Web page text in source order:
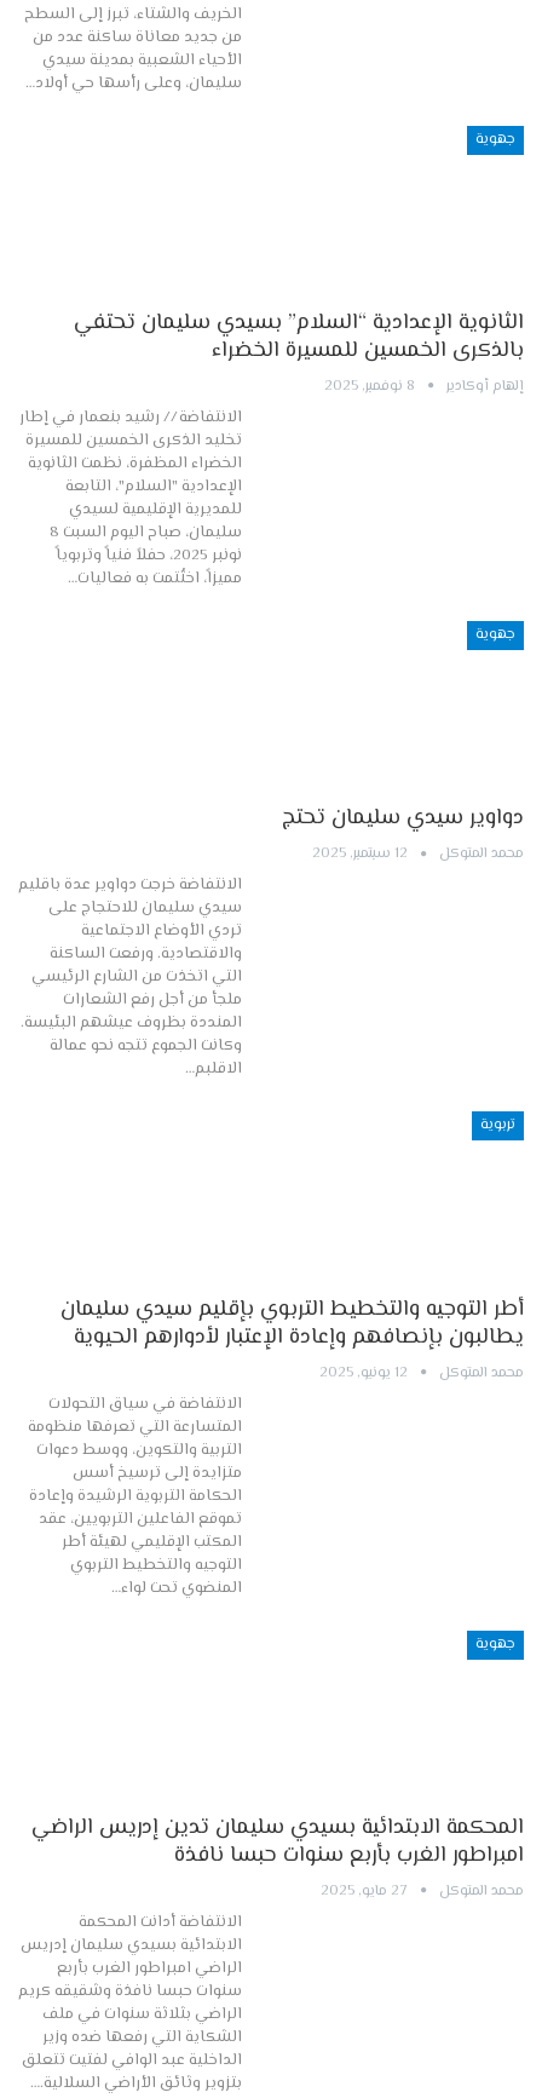
الخريف والشتاء، تبرز إلى السطح
من جديد معاناة ساكنة عدد من
الأحياء الشعبية بمدينة سيدي
سليمان، وعلى رأسها حي أولاد…
جهوية
الثانوية الإعدادية “السلام” بسيدي سليمان تحتفي
بالذكرى الخمسين للمسيرة الخضراء
إلهام أوكادير 8 نوفمبر, 2025
الانتفاضة // رشيد بنعمار في إطار
تخليد الذكرى الخمسين للمسيرة
الخضراء المظفرة، نظمت الثانوية
الإعدادية "السلام"، التابعة
للمديرية الإقليمية لسيدي
سليمان، صباح اليوم السبت 8
نونبر 2025، حفلاً فنياً وتربوياً
مميزاً، اختُتمت به فعاليات…
جهوية
دواوير سيدي سليمان تحتج
محمد المتوكل 12 سبتمبر, 2025
الانتفاضة خرجت دواوير عدة باقليم
سيدي سليمان للاحتجاج على
تردي الأوضاع الاجتماعية
والاقتصادية. ورفعت الساكنة
التي اتخذت من الشارع الرئيسي
ملجأ من أجل رفع الشعارات
المنددة بظروف عيشهم البئيسة.
وكانت الجموع تتجه نحو عمالة
الاقلبم…
تربوية
أطر التوجيه والتخطيط التربوي بإقليم سيدي سليمان
يطالبون بإنصافهم وإعادة الإعتبار لأدوارهم الحيوية
محمد المتوكل 12 يونيو, 2025
الانتفاضة في سياق التحولات
المتسارعة التي تعرفها منظومة
التربية والتكوين، ووسط دعوات
متزايدة إلى ترسيخ أسس
الحكامة التربوية الرشيدة وإعادة
تموقع الفاعلين التربويين، عقد
المكتب الإقليمي لهيئة أطر
التوجيه والتخطيط التربوي
المنضوي تحت لواء…
جهوية
المحكمة الابتدائية بسيدي سليمان تدين إدريس الراضي
امبراطور الغرب بأربع سنوات حبسا نافذة
محمد المتوكل 27 مايو, 2025
الانتفاضة أدانت المحكمة
الابتدائية بسيدي سليمان إدريس
الراضي امبراطور الغرب بأربع
سنوات حبسا نافذة وشقيقه كريم
الراضي بثلاثة سنوات في ملف
الشكاية التي رفعها ضده وزير
الداخلية عبد الوافي لفتيت تتعلق
بتزوير وثائق الأراضي السلالية.…